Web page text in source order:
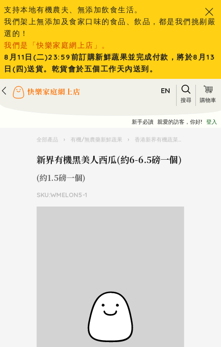
支持本地有機農夫、無添加飲食生活。
我們架上無添加及食家口味的食品、飲品，都是我們挑剔嚴
選的！
我們是「快樂家庭網上店」。
8月11日(二)23:59前訂購新鮮蔬果並完成付款，將於8月13
日(四)送貨。乾貨會於五個工作天內送到。
EN
搜尋 購物車
新手必讀 親愛的訪客，你好! 登入
全部產品 › 有機/無農藥新鮮蔬果 › 香港新界有機蔬菜水果
新界有機黑美人西瓜(約6-6.5磅一個)
(約1.5磅一個)
SKU:WMELON5-1